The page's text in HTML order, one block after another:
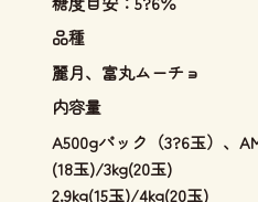
品種
麗月、富丸ムーチョ
内容量
A500gパック（3?6玉）、
(18玉)/3kg(20玉)
2.9kg(15玉)/4kg(20玉)